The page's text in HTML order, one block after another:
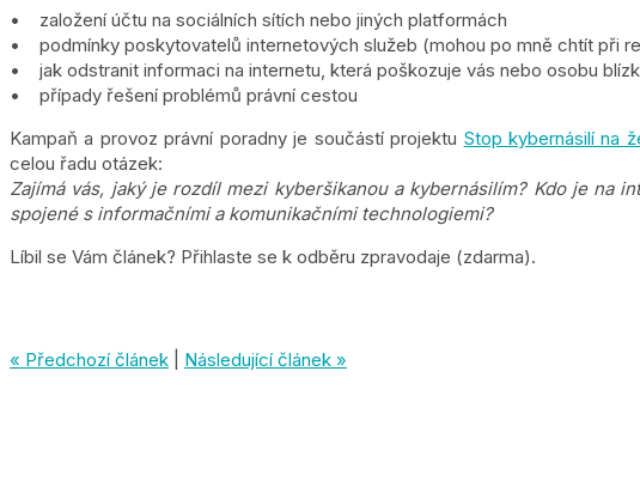
• založení účtu na sociálních sítích nebo jiných platformách
• podmínky poskytovatelů internetových služeb (mohou po mně chtít při
• jak odstranit informaci na internetu, která poškozuje vás nebo osobu
• případy řešení problémů právní cestou
Kampaň a provoz právní poradny je součástí projektu Stop kybernásilí na
celou řadu otázek:
Zajímá vás, jaký je rozdíl mezi kyberšikanou a kybernásilím? Kdo je
spojené s informačními a komunikačními technologiemi?
Líbil se Vám článek? Přihlaste se k odběru zpravodaje (zdarma).
« Předchozí článek Následující článek »